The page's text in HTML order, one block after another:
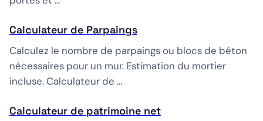
Calculateur de Parpaings
Calculez le nombre de parpaings ou blocs de béton
nécessaires pour un mur. Estimation du mortier
incluse. Calculateur de …
Calculateur de patrimoine net